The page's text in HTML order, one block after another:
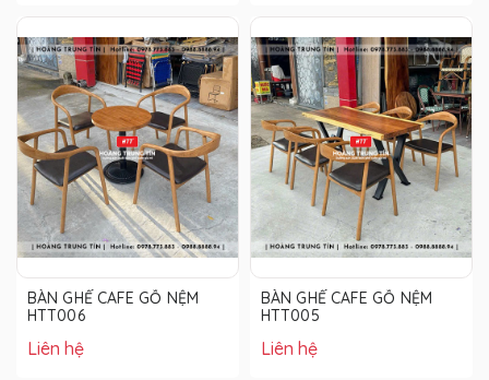
BÀN GHẾ CAFE GỖ NỆM
HTT006
Liên hệ
BÀN GHẾ CAFE GỖ NỆM
HTT005
Liên hệ